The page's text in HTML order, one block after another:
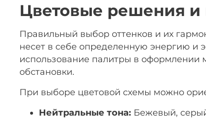
Цветовые решения и
Правильный выбор оттенков и их
несет в себе определенную энергию и
использование палитры в оформлении
обстановки.
При выборе цветовой схемы можно
Нейтральные тона: Бежевый,